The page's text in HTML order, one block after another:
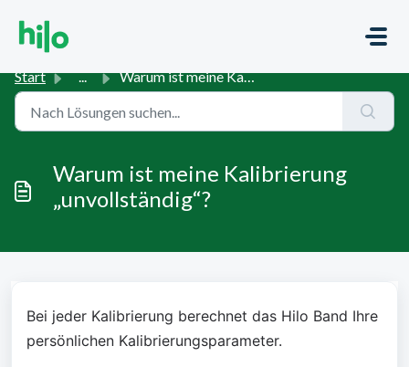
Start ... Warum ist meine Kalibrierung „unvollständig“?
Warum ist meine Kalibrierung
„unvollständig“?
Bei jeder Kalibrierung berechnet das Hilo Band Ihre
persönlichen Kalibrierungsparameter.